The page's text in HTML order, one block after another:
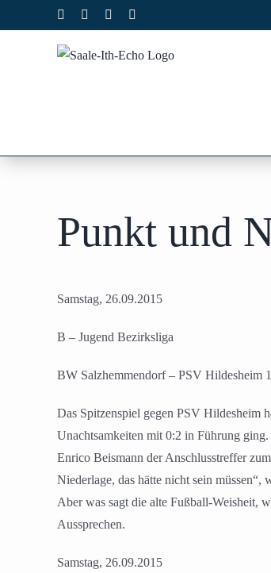
Inhalt
Facebook Instagram
Punkt und
Samstag, 26.09.2015
B – Jugend Bezirksliga
BW Salzhemmendorf – PSV Hildesheim
Das Spitzenspiel gegen PSV Hildesheim
Unachtsamkeiten mit 0:2 in Führung
Enrico Beismann der Anschlusstreffer
Niederlage, das hätte nicht sein
Aber was sagt die alte Fußball-Weisheit,
Aussprechen.
Samstag, 26.09.2015